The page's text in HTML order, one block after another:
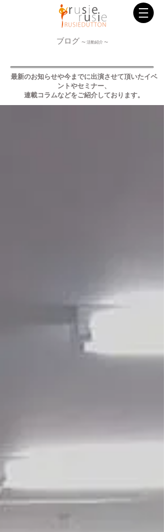
ブログ 〜 活動紹介 〜
最新のお知らせや今までに出演させて頂いたイベ
ントやセミナー、
連載コラムなどをご紹介しております。